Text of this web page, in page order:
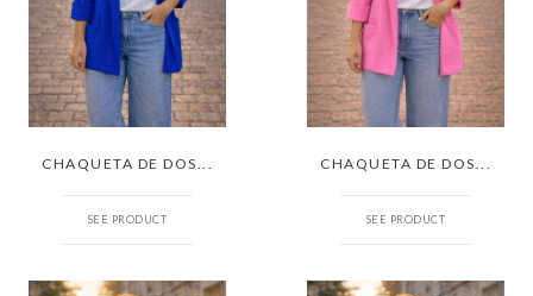
CHAQUETA DE DOS...
SEE PRODUCT
CHAQUETA DE DOS...
SEE PRODUCT